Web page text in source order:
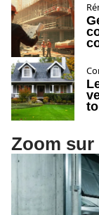
Zoom sur